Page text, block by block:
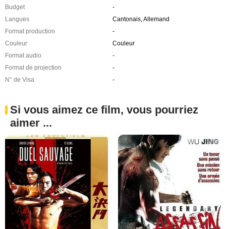
Budget
-
Langues
Cantonais, Allemand
Format production
-
Couleur
Couleur
Format audio
-
Format de projection
-
N° de Visa
-
Si vous aimez ce film, vous pourriez
aimer ...